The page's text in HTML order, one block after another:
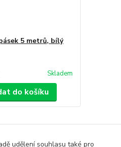
5 metrů, bílý
Skladem
do košíku
udělení souhlasu také pro